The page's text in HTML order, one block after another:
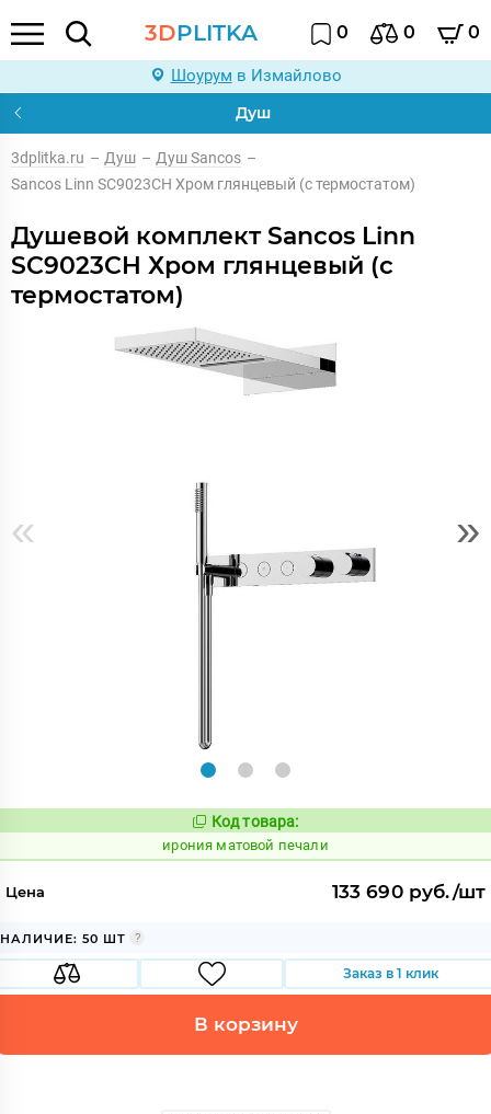
3DPLITKA 0 0 0
Шоурум в Измайлово
Душ
3dplitka.ru – Душ – Душ Sancos –
Sancos Linn SC9023CH Хром глянцевый (с термостатом)
Душевой комплект Sancos Linn
SC9023CH Хром глянцевый (с
термостатом)
« »
Код:
1100445
Код товара:
ирония матовой печали
Цена 133 690 руб./шт
НАЛИЧИЕ: 50 ШТ
Заказ в 1 клик
В корзину